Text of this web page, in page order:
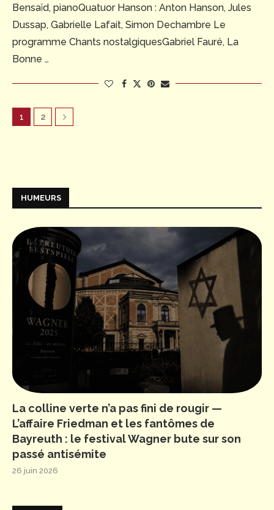
Bensaïd, pianoQuatuor Hanson : Anton Hanson, Jules
Dussap, Gabrielle Lafait, Simon Dechambre Le
programme Chants nostalgiquesGabriel Fauré, La
Bonne …
1 2
HUMEURS
La colline verte n’a pas fini de rougir —
L’affaire Friedman et les fantômes de
Bayreuth : le festival Wagner bute sur son
passé antisémite
26 juin 2026